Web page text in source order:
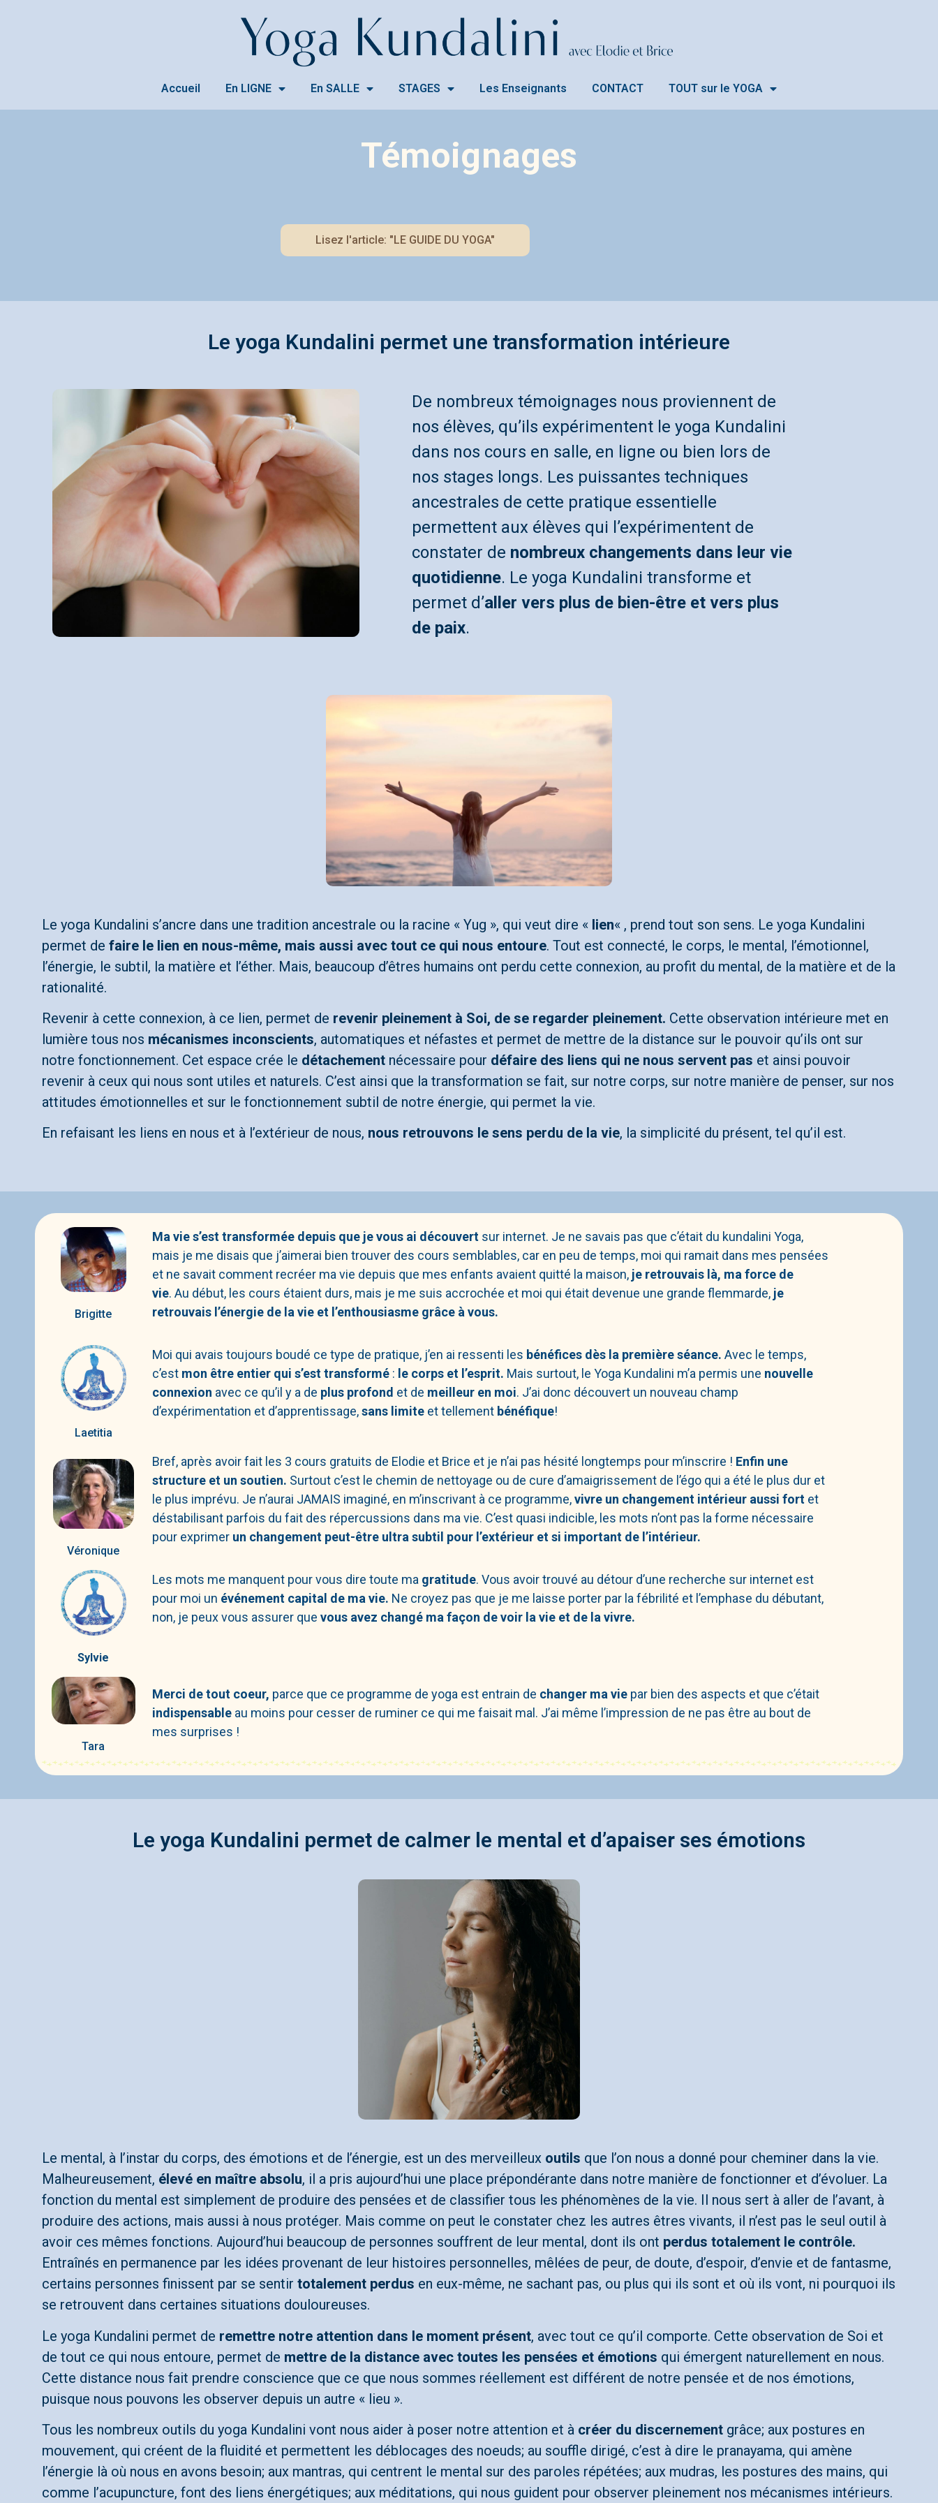
Accueil En LIGNE En SALLE STAGES Les Enseignants CONTACT TOUT sur le YOGA
Témoignages
Lisez l'article: "LE GUIDE DU YOGA"
Le yoga Kundalini permet une transformation intérieure
De nombreux témoignages nous proviennent de
nos élèves, qu’ils expérimentent le yoga Kundalini
dans nos cours en salle, en ligne ou bien lors de
nos stages longs. Les puissantes techniques
ancestrales de cette pratique essentielle
permettent aux élèves qui l’expérimentent de
constater de nombreux changements dans leur vie
quotidienne. Le yoga Kundalini transforme et
permet d’aller vers plus de bien-être et vers plus
de paix.
Le yoga Kundalini s’ancre dans une tradition ancestrale ou la racine « Yug », qui veut dire « lien« , prend tout son sens. Le yoga Kundalini
permet de faire le lien en nous-même, mais aussi avec tout ce qui nous entoure. Tout est connecté, le corps, le mental, l’émotionnel,
l’énergie, le subtil, la matière et l’éther. Mais, beaucoup d’êtres humains ont perdu cette connexion, au profit du mental, de la matière et de la
rationalité.
Revenir à cette connexion, à ce lien, permet de revenir pleinement à Soi, de se regarder pleinement. Cette observation intérieure met en
lumière tous nos mécanismes inconscients, automatiques et néfastes et permet de mettre de la distance sur le pouvoir qu’ils ont sur
notre fonctionnement. Cet espace crée le détachement nécessaire pour défaire des liens qui ne nous servent pas et ainsi pouvoir
revenir à ceux qui nous sont utiles et naturels. C’est ainsi que la transformation se fait, sur notre corps, sur notre manière de penser, sur nos
attitudes émotionnelles et sur le fonctionnement subtil de notre énergie, qui permet la vie.
En refaisant les liens en nous et à l’extérieur de nous, nous retrouvons le sens perdu de la vie, la simplicité du présent, tel qu’il est.
Brigitte
Ma vie s’est transformée depuis que je vous ai découvertsur internet. Je ne savais pas que c’était du kundalini Yoga,
mais je me disais que j’aimerai bien trouver des cours semblables, car en peu de temps, moi qui ramait dans mes pensées
et ne savait comment recréer ma vie depuis que mes enfants avaient quitté la maison,je retrouvais là, ma force de
vie. Au début, les cours étaient durs, mais je me suis accrochée et moi qui était devenue une grande flemmarde,je
retrouvais l’énergie de la vie et l’enthousiasme grâce à vous.
Laetitia
Moi qui avais toujours boudé ce type de pratique, j’en ai ressenti les bénéfices dès la première séance. Avec le temps,
c’est mon être entier qui s’est transformé: le corps et l’esprit. Mais surtout, le Yoga Kundalini m’a permis une nouvelle
connexion avec ce qu’il y a de plus profond et de meilleur en moi. J’ai donc découvert un nouveau champ
d’expérimentation et d’apprentissage,sans limiteet tellement bénéfique!
Véronique
Bref, après avoir fait les 3 cours gratuits de Elodie et Brice et je n’ai pas hésité longtemps pour m’inscrire ! Enfin une
structure et un soutien. Surtout c’est le chemin de nettoyage ou de cure d’amaigrissement de l’égo qui a été le plus dur et
le plus imprévu. Je n’aurai JAMAIS imaginé, en m’inscrivant à ce programme,vivre un changement intérieur aussi fortet
déstabilisant parfois du fait des répercussions dans ma vie. C’est quasi indicible, les mots n’ont pas la forme nécessaire
pour exprimer un changement peut-être ultra subtil pour l’extérieur et si important de l’intérieur.
Sylvie
Les mots me manquent pour vous dire toute ma gratitude. Vous avoir trouvé au détour d’une recherche sur internet est
pour moi un événement capital de ma vie. Ne croyez pas que je me laisse porter par la fébrilité et l’emphase du débutant,
non, je peux vous assurer que vous avez changé ma façon de voir la vie et de la vivre.
Tara
Merci de tout coeur, parce que ce programme de yoga est entrain de changer ma viepar bien des aspects et que c’était
indispensableau moins pour cesser de ruminer ce qui me faisait mal. J’ai même l’impression de ne pas être au bout de
mes surprises !
Le yoga Kundalini permet de calmer le mental et d’apaiser ses émotions
Le mental, à l’instar du corps, des émotions et de l’énergie, est un des merveilleux outils que l’on nous a donné pour cheminer dans la vie.
Malheureusement, élevé en maître absolu, il a pris aujourd’hui une place prépondérante dans notre manière de fonctionner et d’évoluer. La
fonction du mental est simplement de produire des pensées et de classifier tous les phénomènes de la vie. Il nous sert à aller de l’avant, à
produire des actions, mais aussi à nous protéger. Mais comme on peut le constater chez les autres êtres vivants, il n’est pas le seul outil à
avoir ces mêmes fonctions. Aujourd’hui beaucoup de personnes souffrent de leur mental, dont ils ont perdus totalement le contrôle.
Entraînés en permanence par les idées provenant de leur histoires personnelles, mêlées de peur, de doute, d’espoir, d’envie et de fantasme,
certains personnes finissent par se sentir totalement perdus en eux-même, ne sachant pas, ou plus qui ils sont et où ils vont, ni pourquoi ils
se retrouvent dans certaines situations douloureuses.
Le yoga Kundalini permet de remettre notre attention dans le moment présent, avec tout ce qu’il comporte. Cette observation de Soi et
de tout ce qui nous entoure, permet de mettre de la distance avec toutes les pensées et émotions qui émergent naturellement en nous.
Cette distance nous fait prendre conscience que ce que nous sommes réellement est différent de notre pensée et de nos émotions,
puisque nous pouvons les observer depuis un autre « lieu ».
Tous les nombreux outils du yoga Kundalini vont nous aider à poser notre attention et à créer du discernement grâce; aux postures en
mouvement, qui créent de la fluidité et permettent les déblocages des noeuds; au souffle dirigé, c’est à dire le pranayama, qui amène
l’énergie là où nous en avons besoin; aux mantras, qui centrent le mental sur des paroles répétées; aux mudras, les postures des mains, qui
comme l’acupuncture, font des liens énergétiques; aux méditations, qui nous guident pour observer pleinement nos mécanismes intérieurs.